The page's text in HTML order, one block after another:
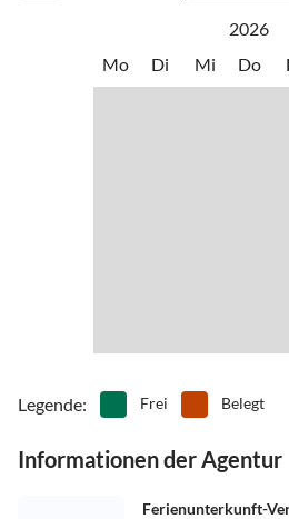
2026
Mo
Di Mi Do
Legende: Frei Belegt
Informationen der Agentur
Ferienunterkunft-